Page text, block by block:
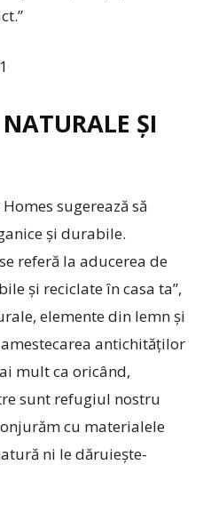
ȘI
sugerează să
și durabile.
referă la aducerea de
și reciclate în casa ta”,
elemente din lemn și
antichităților
mult ca oricând,
sunt refugiul nostru
cu materialele
ni le dăruiește-